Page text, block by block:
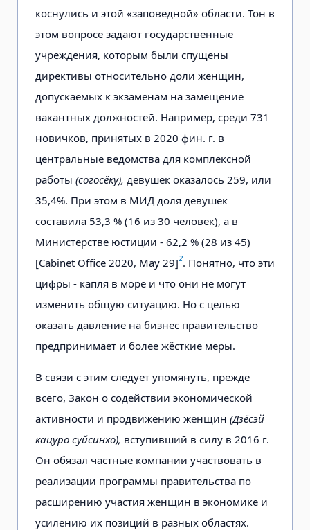
коснулись и этой «заповедной» области. Тон в
этом вопросе задают государственные
учреждения, которым были спущены
директивы относительно доли женщин,
допускаемых к экзаменам на замещение
вакантных должностей. Например, среди 731
новичков, принятых в 2020 фин. г. в
центральные ведомства для комплексной
работы (согосёку), девушек оказалось 259, или
35,4%. При этом в МИД доля девушек
составила 53,3 % (16 из 30 человек), а в
Министерстве юстиции - 62,2 % (28 из 45)
[Cabinet Office 2020, Мау 29]2. Понятно, что эти
цифры - капля в море и что они не могут
изменить общую ситуацию. Но с целью
оказать давление на бизнес правительство
предпринимает и более жёсткие меры.
В связи с этим следует упомянуть, прежде
всего, Закон о содействии экономической
активности и продвижению женщин (Дзёсэй
кацуро суйсинхо), вступивший в силу в 2016 г.
Он обязал частные компании участвовать в
реализации программы правительства по
расширению участия женщин в экономике и
усилению их позиций в разных областях.